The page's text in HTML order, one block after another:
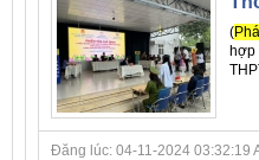
(
hợp
Đăng lúc: 04-11-2024 03:32:19